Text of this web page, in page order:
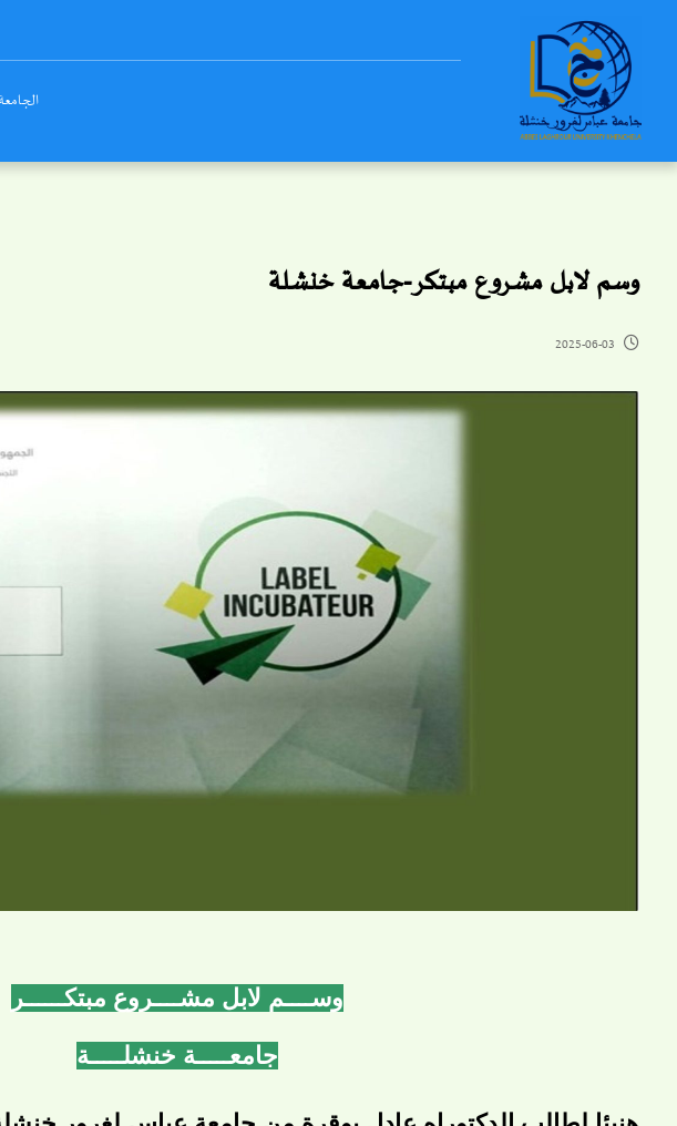
وسم لابل مشروع مبتكر-جامعة خنشلة
2025-06-03
وســــم لابل مشــــروع مبتكــــــر
جامعـــــة خنشلـــــة